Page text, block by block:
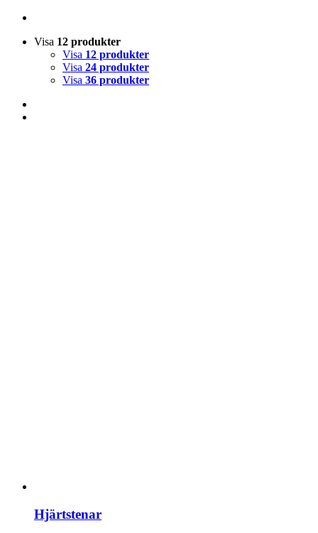
Visa 12 produkter
Visa 12 produkter
Visa 24 produkter
Visa 36 produkter
Hjärtstenar